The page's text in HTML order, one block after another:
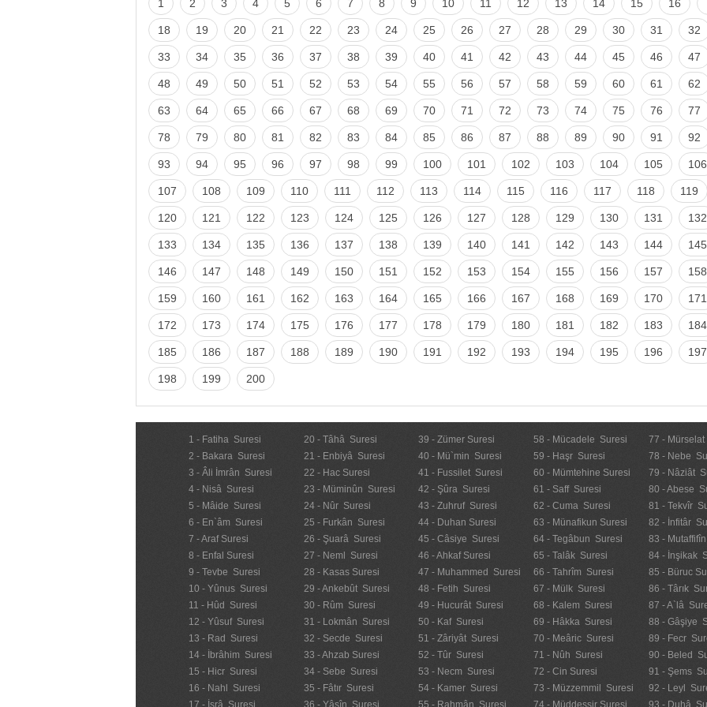
1 2 3 4 5 6 7 8 9 10 11 12 13 14 15 16
18 19 20 21 22 23 24 25 26 27 28 29 30 31 32
33 34 35 36 37 38 39 40 41 42 43 44 45 46 47
48 49 50 51 52 53 54 55 56 57 58 59 60 61 62
63 64 65 66 67 68 69 70 71 72 73 74 75 76 77
78 79 80 81 82 83 84 85 86 87 88 89 90 91 92
93 94 95 96 97 98 99 100 101 102 103 104 105 106
107 108 109 110 111 112 113 114 115 116 117 118 119
120 121 122 123 124 125 126 127 128 129 130 131 132
133 134 135 136 137 138 139 140 141 142 143 144 145
146 147 148 149 150 151 152 153 154 155 156 157 158
159 160 161 162 163 164 165 166 167 168 169 170 171
172 173 174 175 176 177 178 179 180 181 182 183 184
185 186 187 188 189 190 191 192 193 194 195 196 197
198 199 200
1 - Fatiha Suresi
2 - Bakara Suresi
3 - Âli İmrân Suresi
4 - Nisâ Suresi
5 - Mâide Suresi
6 - En`âm Suresi
7 - Araf Suresi
8 - Enfal Suresi
9 - Tevbe Suresi
10 - Yûnus Suresi
11 - Hûd Suresi
12 - Yûsuf Suresi
13 - Rad Suresi
14 - İbrâhim Suresi
15 - Hicr Suresi
16 - Nahl Suresi
17 - İsrâ Suresi
20 - Tâhâ Suresi
21 - Enbiyâ Suresi
22 - Hac Suresi
23 - Müminûn Suresi
24 - Nûr Suresi
25 - Furkân Suresi
26 - Şuarâ Suresi
27 - Neml Suresi
28 - Kasas Suresi
29 - Ankebût Suresi
30 - Rûm Suresi
31 - Lokmân Suresi
32 - Secde Suresi
33 - Ahzab Suresi
34 - Sebe Suresi
35 - Fâtır Suresi
36 - Yâsîn Suresi
39 - Zümer Suresi
40 - Mü`min Suresi
41 - Fussilet Suresi
42 - Şûra Suresi
43 - Zuhruf Suresi
44 - Duhan Suresi
45 - Câsiye Suresi
46 - Ahkaf Suresi
47 - Muhammed Suresi
48 - Fetih Suresi
49 - Hucurât Suresi
50 - Kaf Suresi
51 - Zâriyât Suresi
52 - Tûr Suresi
53 - Necm Suresi
54 - Kamer Suresi
55 - Rahmân Suresi
58 - Mücadele Suresi
59 - Haşr Suresi
60 - Mümtehine Suresi
61 - Saff Suresi
62 - Cuma Suresi
63 - Münafikun Suresi
64 - Tegâbun Suresi
65 - Talâk Suresi
66 - Tahrîm Suresi
67 - Mülk Suresi
68 - Kalem Suresi
69 - Hâkka Suresi
70 - Meâric Suresi
71 - Nûh Suresi
72 - Cin Suresi
73 - Müzzemmil Suresi
74 - Müddessir Suresi
77 - Mürselat
78 - Nebe
79 - Nâziât
80 - Abese
81 - Tekvîr
82 - İnfitâr
83 -
84 - İnşikak
85 - Büruc
86 - Târık
87 - A`lâ
88 - Gâşiye
89 - Fecr
90 - Beled
91 - Şems
92 - Leyl
93 - Duhâ